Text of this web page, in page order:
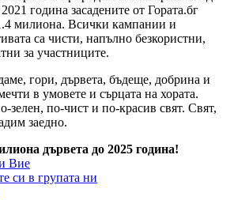
година засадените от Гората.бг
милиона. Всички кампании и
са чисти, напълно безкористни,
за участниците.
гори, дървета, бъдеще, добрина и
в умовете и сърцата на хората.
зелен, по-чист и по-красив свят. Свят,
заедно.
дървета до 2025 година!
Вие
си в групата ни